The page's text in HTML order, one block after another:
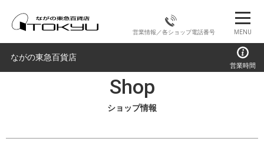
営業情報／各ショップ電話番号 MENU
ながの東急百貨店
営業時間
Shop
ショップ情報